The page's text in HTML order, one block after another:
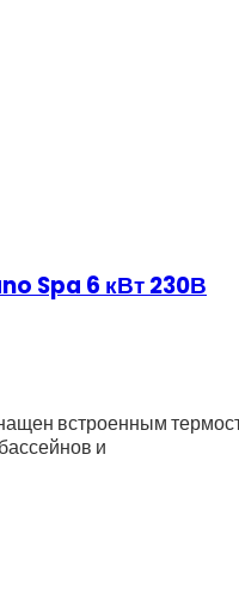
Spa 6 кВт 230В
встроенным
и